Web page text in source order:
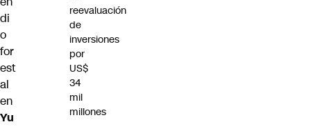
di
o
for
est
al
en
Yu
reevaluación
de
inversiones
por
US$
34
mil
millones